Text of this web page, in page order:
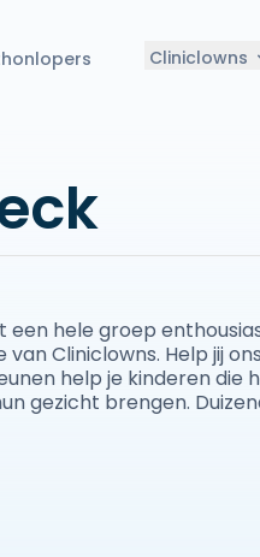
Cliniclowns
een hele groep
Cliniclowns. Help jij
help je kinderen die
gezicht brengen.